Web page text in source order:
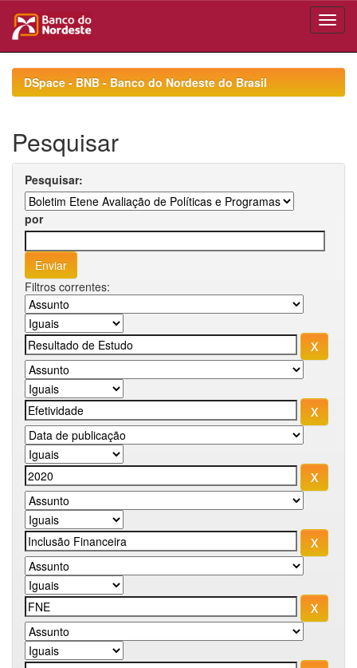
navigationDSpace - BNB - Banco do Nordeste do Brasil
Pesquisar
Pesquisar:
por
Filtros correntes: